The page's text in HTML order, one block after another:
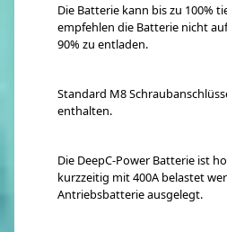
Die Batterie kann bis zu 100%
empfehlen die Batterie nicht
90% zu entladen.
Standard M8
enthalten.
Die DeepC-Power Batterie ist
kurzzeitig mit 400A belastet
Antriebsbatterie ausgelegt.